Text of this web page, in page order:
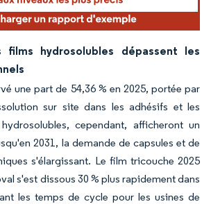
hydrosolubles dépassent les
une part de 54,36 % en 2025, portée par
sur site dans les adhésifs et les
cependant, afficheront un
2031, la demande de capsules et de
s'élargissant. Le film tricouche 2025
s'est dissous 30 % plus rapidement dans
les temps de cycle pour les usines de